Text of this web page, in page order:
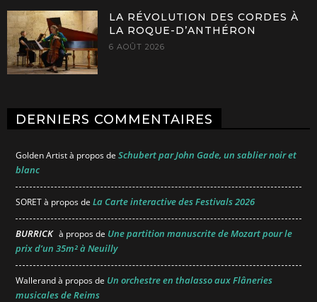
LA RÉVOLUTION DES CORDES À
LA ROQUE-D’ANTHÉRON
6 AOÛT 2026
DERNIERS COMMENTAIRES
Golden Artistà propos de Schubert par John Gade, un sablier noir et
blanc
SORETà propos de La Carte interactive des Festivals 2026
BURRICK à propos de Une partition manuscrite de Mozart pour le
prix d’un 35m² à Neuilly
Wallerandà propos de Un orchestre en thalasso aux Flâneries
musicales de Reims